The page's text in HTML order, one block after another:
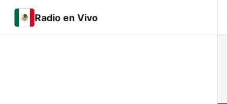
Radio en Vivo